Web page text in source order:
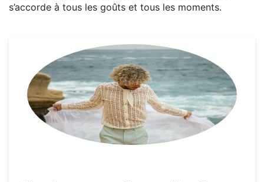
s’accorde à tous les goûts et tous les moments.